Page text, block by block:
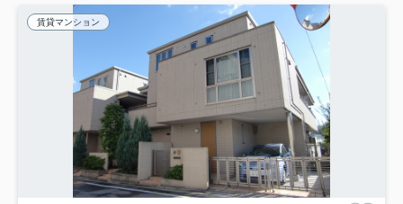
賃貸マンション